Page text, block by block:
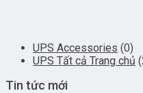
UPS Accessories (0)
UPS Tất cả Trang chủ
Tin tức mới